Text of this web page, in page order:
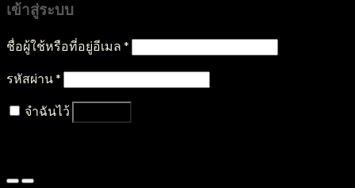
เข้าสู่ระบบ
ชื่อผู้ใช้หรือที่อยู่อีเมล *
รหัสผ่าน*
จำฉันไว้